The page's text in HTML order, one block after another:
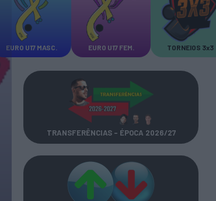
EURO U17 MASC. EURO U17 FEM. TORNEIOS 3x3
TRANSFERÊNCIAS - ÉPOCA 2026/27